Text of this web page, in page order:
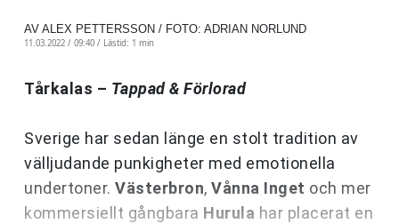
AV ALEX PETTERSSON / FOTO: ADRIAN NORLUND
11.03.2022 / 09:40 / Lästid: 1 min
Tårkalas – Tappad & Förlorad
Sverige har sedan länge en stolt tradition av
välljudande punkigheter med emotionella
undertoner. Västerbron, Vånna Inget och mer
kommersiellt gångbara Hurula har placerat en